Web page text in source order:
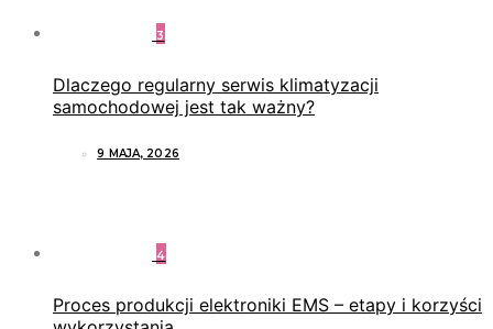
3
Dlaczego regularny serwis klimatyzacji
samochodowej jest tak ważny?
9 MAJA, 2026
4
Proces produkcji elektroniki EMS – etapy i korzyści